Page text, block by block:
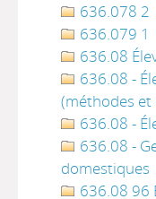
636.078 2
636.079 1
636.08
636.08 -
(méthodes et
636.08 -
636.08 -
domestiques
636.08 96